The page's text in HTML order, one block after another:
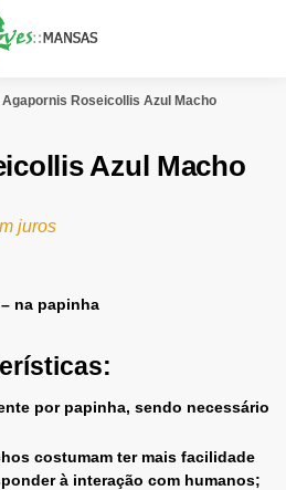
Agapornis Roseicollis Azul Macho
Azul Macho
juros
na papinha
por papinha, sendo necessário
costumam ter mais facilidade
à interação com humanos;